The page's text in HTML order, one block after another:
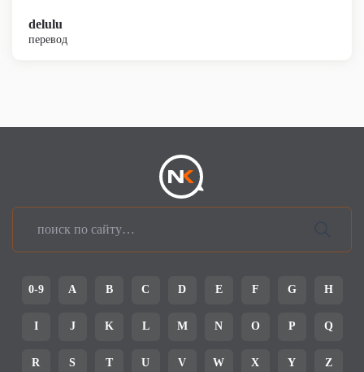
delulu
перевод
0-9 A B C D E F G H
I J K L M N O P Q
R S T U V W X Y Z